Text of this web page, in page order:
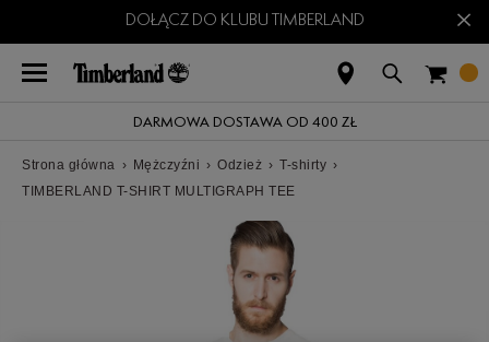
DOŁĄCZ DO KLUBU TIMBERLAND ×
DARMOWA DOSTAWA OD 400 ZŁ
Strona główna › Mężczyźni › Odzież › T-shirty ›
TIMBERLAND T-SHIRT MULTIGRAPH TEE